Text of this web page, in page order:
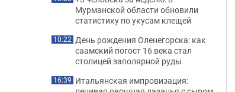
Мурманской области обновили
статистику по укусам клещей
10:22 День рождения Оленегорска: как
саамский погост 16 века стал
столицей заполярной руды
16:39 Итальянская импровизация: